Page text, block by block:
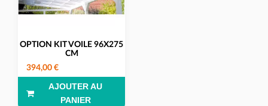
OPTION KIT VOILE 96X275
CM
394,00 €
AJOUTER AU
PANIER